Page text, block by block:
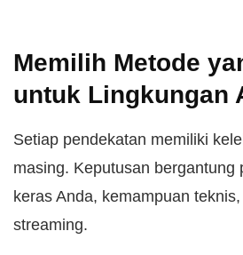
Memilih Metode
untuk Lingkungan
Setiap pendekatan memiliki
masing. Keputusan bergantung
keras Anda, kemampuan
streaming.